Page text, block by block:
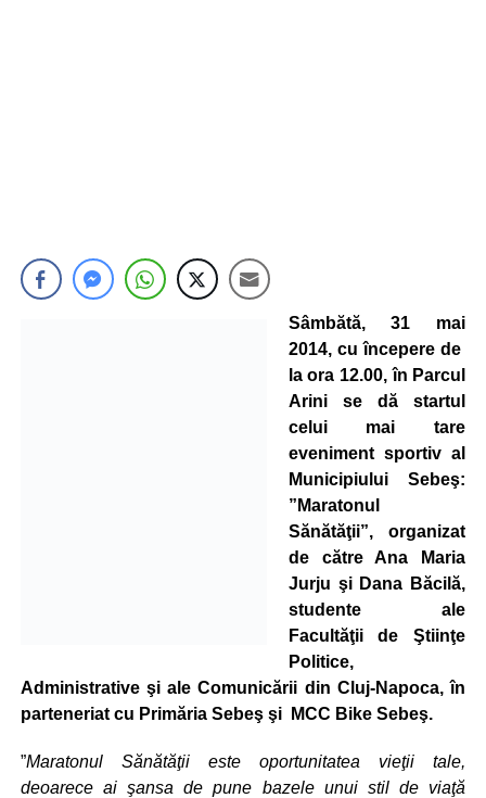
Sâmbătă, 31 mai
2014, cu începere de
la ora 12.00, în Parcul
Arini se dă startul
celui mai tare
eveniment sportiv al
Municipiului Sebeş:
”Maratonul
Sănătăţii”, organizat
de către Ana Maria
Jurju şi Dana Băcilă,
studente ale
Facultăţii de Ştiinţe
Politice,
Administrative şi ale Comunicării din Cluj-Napoca, în
parteneriat cu Primăria Sebeş şi MCC Bike Sebeş.
”Maratonul Sănătăţii este oportunitatea vieţii tale,
deoarece ai şansa de pune bazele unui stil de viaţă